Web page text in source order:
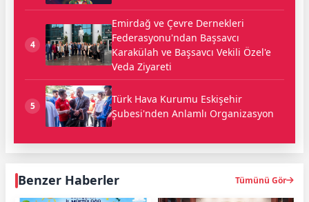
4
Emirdağ ve Çevre Dernekleri
Federasyonu'ndan Başsavcı
Karakülah ve Başsavcı Vekili Özel'e
Veda Ziyareti
5
Türk Hava Kurumu Eskişehir
Şubesi'nden Anlamlı Organizasyon
Benzer Haberler Tümünü Gör